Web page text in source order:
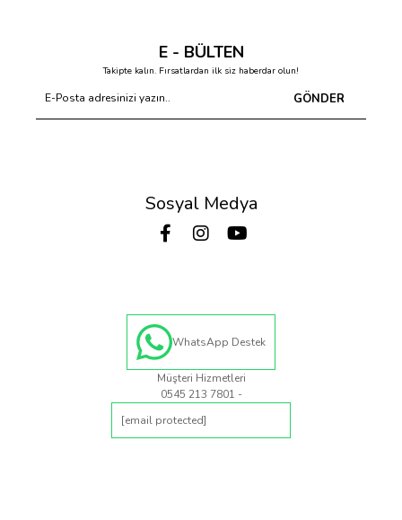
E - BÜLTEN
Takipte kalın. Fırsatlardan ilk siz haberdar olun!
GÖNDER
Sosyal Medya
WhatsApp Destek
Müşteri Hizmetleri
0545 213 7801 -
[email protected]